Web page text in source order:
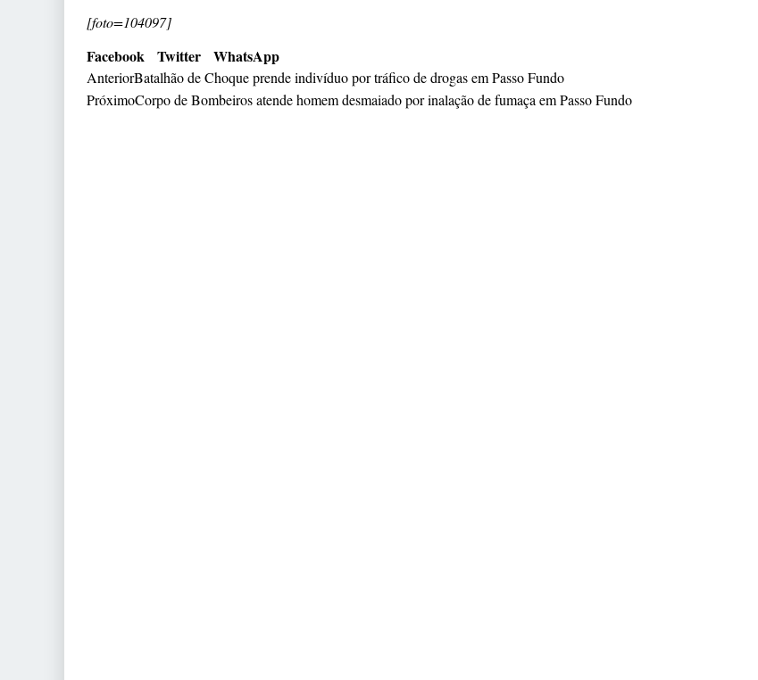
[foto=104097]
Facebook Twitter WhatsApp
AnteriorBatalhão de Choque prende indivíduo por tráfico de drogas em Passo Fundo
PróximoCorpo de Bombeiros atende homem desmaiado por inalação de fumaça em Passo Fundo